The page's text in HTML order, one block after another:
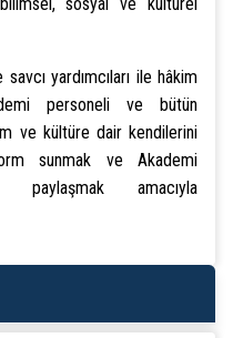
yardımcıları ile hâkim
personeli ve bütün
ve kültüre dair kendilerini
sunmak ve Akademi
paylaşmak amacıyla